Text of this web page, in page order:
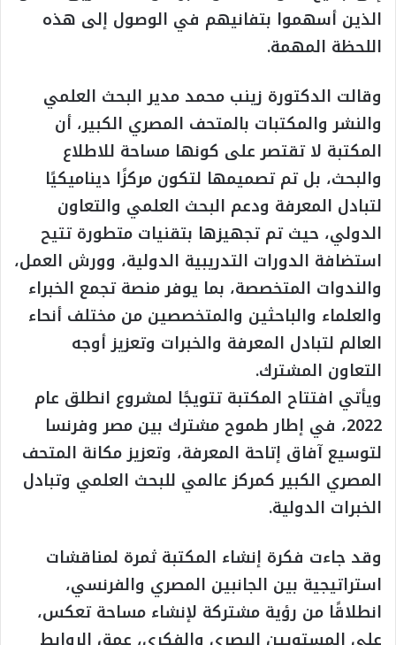
الذين أسهموا بتفانيهم في الوصول إلى هذه
اللحظة المهمة.
وقالت الدكتورة زينب محمد مدير البحث العلمي
والنشر والمكتبات بالمتحف المصري الكبير، أن
المكتبة لا تقتصر على كونها مساحة للاطلاع
والبحث، بل تم تصميمها لتكون مركزًا ديناميكيًا
لتبادل المعرفة ودعم البحث العلمي والتعاون
الدولي، حيث تم تجهيزها بتقنيات متطورة تتيح
استضافة الدورات التدريبية الدولية، وورش العمل،
والندوات المتخصصة، بما يوفر منصة تجمع الخبراء
والعلماء والباحثين والمتخصصين من مختلف أنحاء
العالم لتبادل المعرفة والخبرات وتعزيز أوجه
التعاون المشترك.
ويأتي افتتاح المكتبة تتويجًا لمشروع انطلق عام
2022، في إطار طموح مشترك بين مصر وفرنسا
لتوسيع آفاق إتاحة المعرفة، وتعزيز مكانة المتحف
المصري الكبير كمركز عالمي للبحث العلمي وتبادل
الخبرات الدولية.
وقد جاءت فكرة إنشاء المكتبة ثمرة لمناقشات
استراتيجية بين الجانبين المصري والفرنسي،
انطلاقًا من رؤية مشتركة لإنشاء مساحة تعكس،